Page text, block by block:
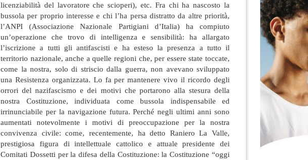
licenziabilità del lavoratore che scioperi), etc. Fra chi ha nascosto la
bussola per proprio interesse e chi l’ha persa distratto da altre priorità,
l’ANPI (Associazione Nazionale Partigiani d’Italia) ha compiuto
un’operazione che trovo di intelligenza e sensibilità: ha allargato
l’iscrizione a tutti gli antifascisti e ha esteso la presenza a tutto il
territorio nazionale, anche a quelle regioni che, per essere state toccate,
come la nostra, solo di striscio dalla guerra, non avevano sviluppato
una Resistenza organizzata. Lo fa per mantenere vivo il ricordo degli
orrori del nazifascismo e dei motivi che portarono alla stesura della
nostra Costituzione, individuata come bussola indispensabile ed
irrinunciabile per la navigazione futura. Perché negli ultimi anni sono
aumentati notevolmente i motivi di preoccupazione per la nostra
convivenza civile: come, recentemente, ha detto Raniero La Valle,
prestigiosa figura di intellettuale cattolico e attuale presidente dei
Comitati Dossetti per la difesa della Costituzione: la Costituzione “oggi